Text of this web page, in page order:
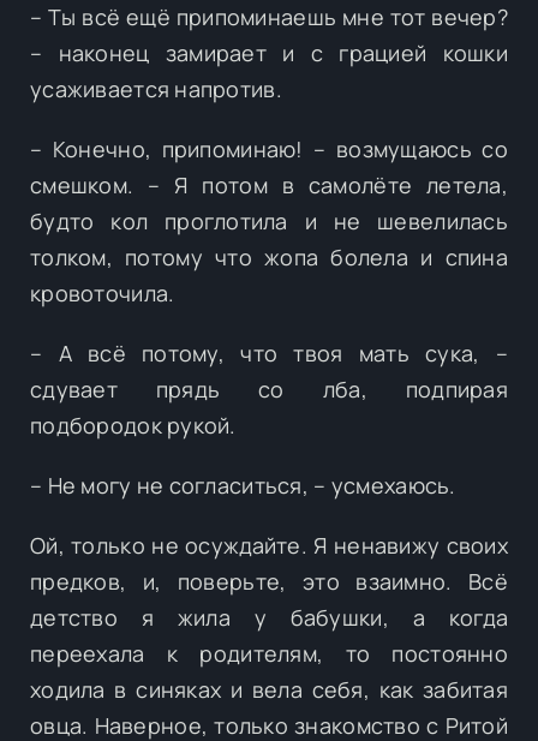
– Ты всё ещё припоминаешь мне тот вечер?
– наконец замирает и с грацией кошки
усаживается напротив.
– Конечно, припоминаю! – возмущаюсь со
смешком. – Я потом в самолёте летела,
будто кол проглотила и не шевелилась
толком, потому что жопа болела и спина
кровоточила.
– А всё потому, что твоя мать сука, –
сдувает прядь со лба, подпирая
подбородок рукой.
– Не могу не согласиться, – усмехаюсь.
Ой, только не осуждайте. Я ненавижу своих
предков, и, поверьте, это взаимно. Всё
детство я жила у бабушки, а когда
переехала к родителям, то постоянно
ходила в синяках и вела себя, как забитая
овца. Наверное, только знакомство с Ритой